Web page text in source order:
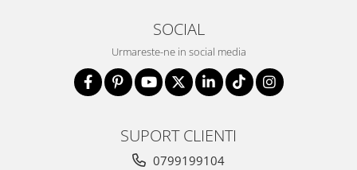
SOCIAL
Urmareste-ne in social media
SUPORT CLIENTI
0799199104